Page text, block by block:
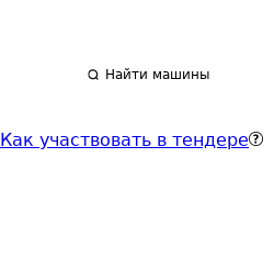
Найти машины
Как участвовать в тендере